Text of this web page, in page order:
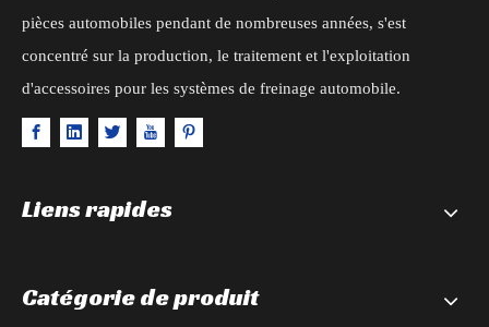
pièces automobiles pendant de nombreuses années, s'est
concentré sur la production, le traitement et l'exploitation
d'accessoires pour les systèmes de freinage automobile.
Liens rapides
Catégorie de produit